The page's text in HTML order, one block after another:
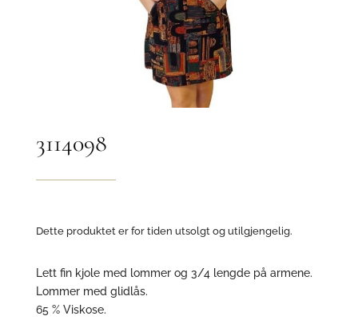
3114098
Dette produktet er for tiden utsolgt og utilgjengelig.
Lett fin kjole med lommer og 3/4 lengde på armene.
Lommer med glidlås.
65 % Viskose.